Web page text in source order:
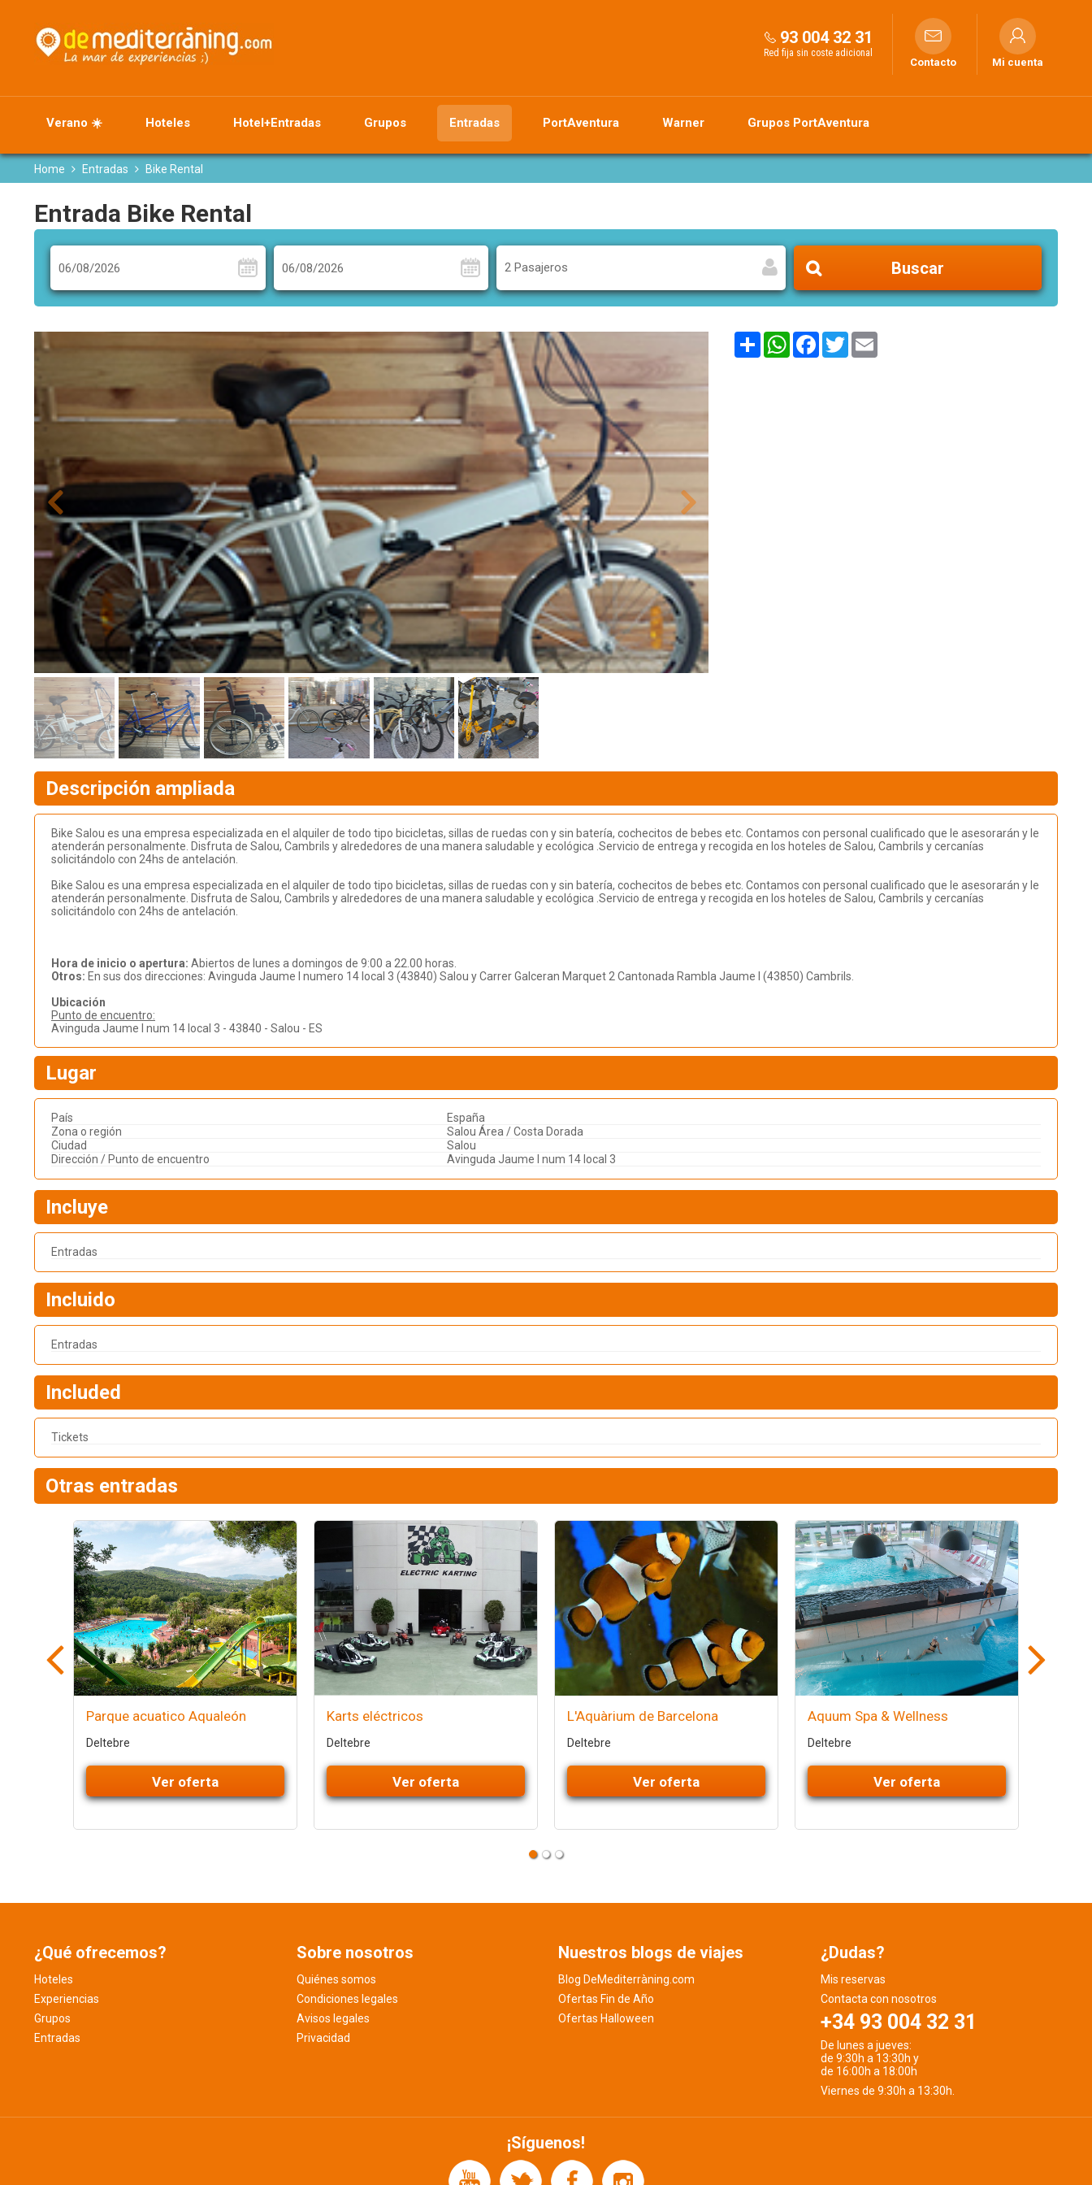
93 004 32 31
Red fija sin coste adicional
Contacto Mi cuenta
Verano ☀️ Hoteles Hotel+Entradas Grupos Entradas PortAventura Warner Grupos PortAventura
Home Entradas Bike Rental
Entrada Bike Rental
2 Pasajeros Buscar
Share WhatsAppFacebook
Twitter
Descripción ampliada
Bike Salou es una empresa especializada en el alquiler de todo tipo bicicletas, sillas de ruedas con y sin batería, cochecitos de bebes etc. Contamos con personal cualificado que le asesorarán y le
atenderán personalmente. Disfruta de Salou, Cambrils y alrededores de una manera saludable y ecológica .Servicio de entrega y recogida en los hoteles de Salou, Cambrils y cercanías
solicitándolo con 24hs de antelación.
Bike Salou es una empresa especializada en el alquiler de todo tipo bicicletas, sillas de ruedas con y sin batería, cochecitos de bebes etc. Contamos con personal cualificado que le asesorarán y le
atenderán personalmente. Disfruta de Salou, Cambrils y alrededores de una manera saludable y ecológica .Servicio de entrega y recogida en los hoteles de Salou, Cambrils y cercanías
solicitándolo con 24hs de antelación.
Hora de inicio o apertura: Abiertos de lunes a domingos de 9:00 a 22.00 horas.
Otros: En sus dos direcciones: Avinguda Jaume I numero 14 local 3 (43840) Salou y Carrer Galceran Marquet 2 Cantonada Rambla Jaume I (43850) Cambrils.
Ubicación
Punto de encuentro:
Avinguda Jaume I num 14 local 3 - 43840 - Salou - ES
Lugar
País
España
Zona o región
Salou Área / Costa Dorada
Ciudad
Salou
Dirección / Punto de encuentro
Avinguda Jaume I num 14 local 3
Incluye
Entradas
Incluido
Entradas
Included
Tickets
Otras entradas
Parque acuatico Aqualeón
Deltebre
Ver oferta
Karts eléctricos
Deltebre
Ver oferta
L'Aquàrium de Barcelona
Deltebre
Ver oferta
Aquum Spa & Wellness
Deltebre
Ver oferta
¿Qué ofrecemos?
Hoteles
Experiencias
Grupos
Entradas
Sobre nosotros
Quiénes somos
Condiciones legales
Avisos legales
Privacidad
Nuestros blogs de viajes
Blog DeMediterràning.com
Ofertas Fin de Año
Ofertas Halloween
¿Dudas?
Mis reservas
Contacta con nosotros
+34 93 004 32 31
De lunes a jueves:
de 9:30h a 13:30h y
de 16:00h a 18:00h
Viernes de 9:30h a 13:30h.
¡Síguenos!